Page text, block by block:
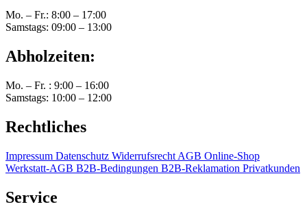
Mo. – Fr.: 8:00 – 17:00
Samstags: 09:00 – 13:00
Abholzeiten:
Mo. – Fr. : 9:00 – 16:00
Samstags: 10:00 – 12:00
Rechtliches
Impressum Datenschutz Widerrufsrecht AGB Online-Shop
Werkstatt-AGB B2B-Bedingungen B2B-Reklamation Privatkunden
Service